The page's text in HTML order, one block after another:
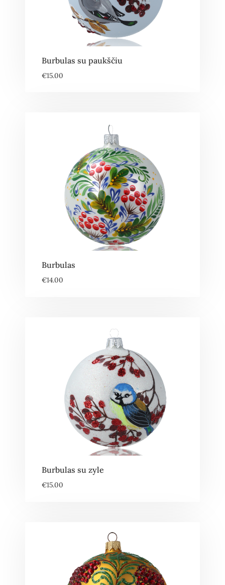
Burbulas su paukščiu
€15.00
Burbulas
€14.00
Burbulas su zyle
€15.00